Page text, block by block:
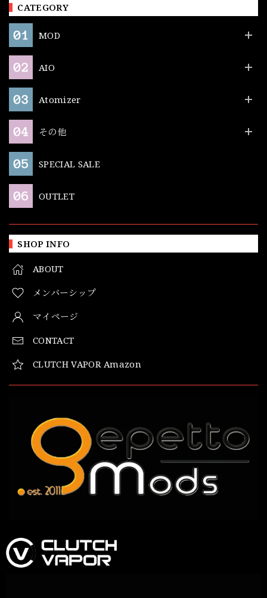
CATEGORY
MOD
AIO
Atomizer
その他
SPECIAL SALE
OUTLET
SHOP INFO
ABOUT
メンバーシップ
マイページ
CONTACT
CLUTCH VAPOR Amazon